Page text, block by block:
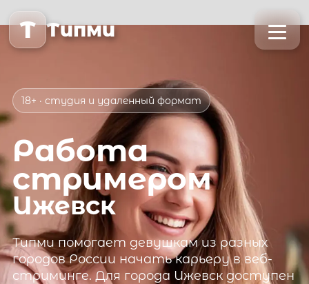
T Типми
18+ · студия и удаленный формат
Работа
стримером
Ижевск
Типмипомогает девушкам из разных
городов России начать карьеру в веб-
стриминге. Для города Ижевскдоступен